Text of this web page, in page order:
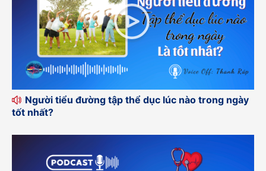
Người tiểu đường tập thể dục lúc nào trong ngày
tốt nhất?